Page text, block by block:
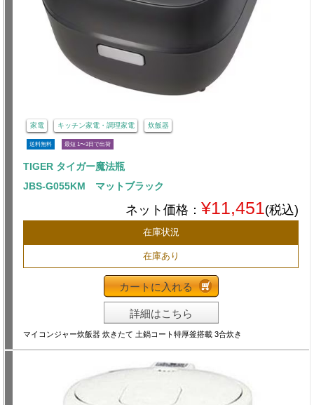
家電 キッチン家電・調理家電 炊飯器
送料無料 最短 1〜3日で出荷
TIGER タイガー魔法瓶
JBS-G055KM マットブラック
ネット価格： ¥11,451(税込)
在庫状況
在庫あり
カートに入れる
詳細はこちら
マイコンジャー炊飯器 炊きたて 土鍋コート特厚釜搭載 3合炊き